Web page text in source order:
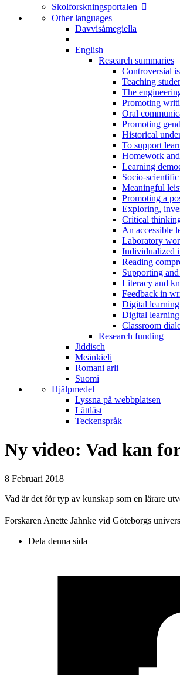
Skolforskningsportalen
Other languages
Davvisámegiella
English
Research summaries
Controversial
Teaching
The
Promoting
Oral
Promoting
Historical
To support
Homework
Learning
Socio-
Meaningful
Promoting a
Exploring,
Critical
An accessible
Laboratory
Individualized
Reading
Supporting
Literacy and
Feedback in
Digital learning
Digital learning
Classroom
Research funding
Jiddisch
Meänkieli
Romani arli
Suomi
Hjälpmedel
Lyssna på webbplatsen
Lättläst
Teckenspråk
Ny video: Vad kan
8 Februari 2018
Vad är det för typ av kunskap som en lärare
Forskaren Anette Jahnke vid Göteborgs
Dela denna sida